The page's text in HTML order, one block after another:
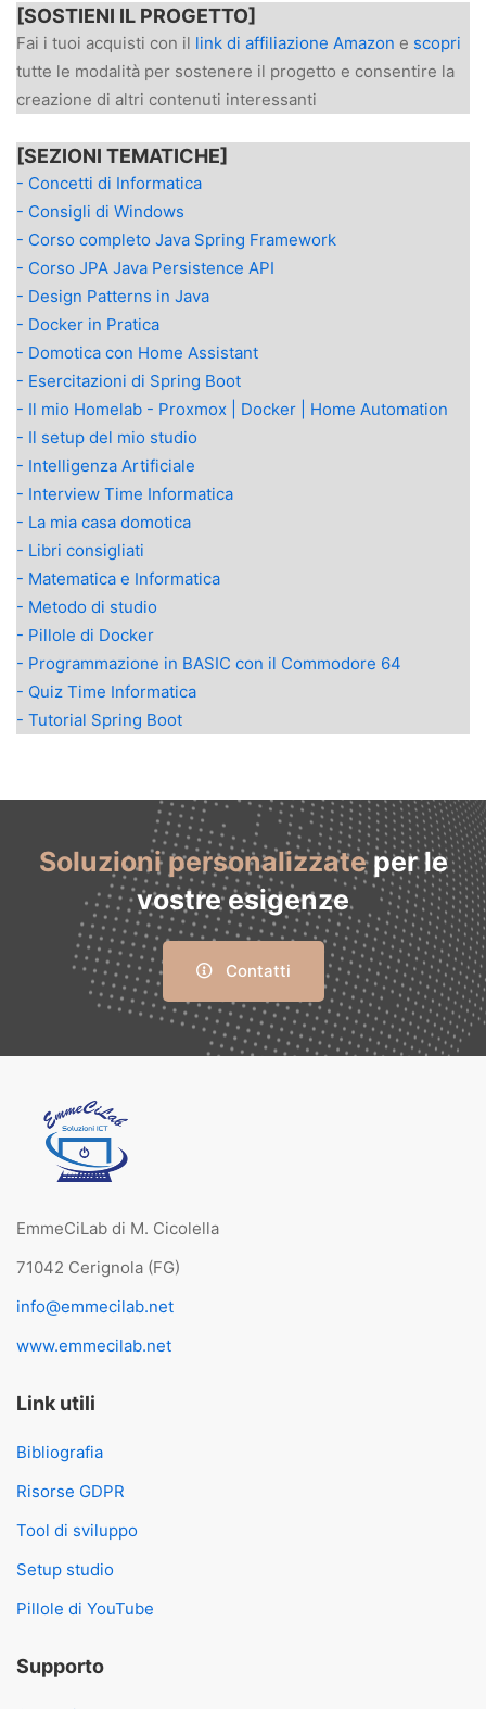
[SOSTIENI IL PROGETTO]
Fai i tuoi acquisti con il link di affiliazione Amazon e scopri
tutte le modalità per sostenere il progetto e consentire la
creazione di altri contenuti interessanti
[SEZIONI TEMATICHE]
- Concetti di Informatica
- Consigli di Windows
- Corso completo Java Spring Framework
- Corso JPA Java Persistence API
- Design Patterns in Java
- Docker in Pratica
- Domotica con Home Assistant
- Esercitazioni di Spring Boot
- Il mio Homelab - Proxmox | Docker | Home Automation
- Il setup del mio studio
- Intelligenza Artificiale
- Interview Time Informatica
- La mia casa domotica
- Libri consigliati
- Matematica e Informatica
- Metodo di studio
- Pillole di Docker
- Programmazione in BASIC con il Commodore 64
- Quiz Time Informatica
- Tutorial Spring Boot
Soluzioni personalizzateper le
vostre esigenze
Contatti
EmmeCiLab di M. Cicolella
71042 Cerignola (FG)
info@emmecilab.net
www.emmecilab.net
Link utili
Bibliografia
Risorse GDPR
Tool di sviluppo
Setup studio
Pillole di YouTube
Supporto